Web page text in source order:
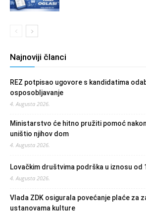
Najnoviji članci
REZ potpisao ugovore s kandidatima
osposobljavanje
4. Augusta 2026.
Ministarstvo će hitno pružiti pomoć
uništio njihov dom
4. Augusta 2026.
Lovačkim društvima podrška u iznosu od
4. Augusta 2026.
Vlada ZDK osigurala povećanje plaće za
ustanovama kulture